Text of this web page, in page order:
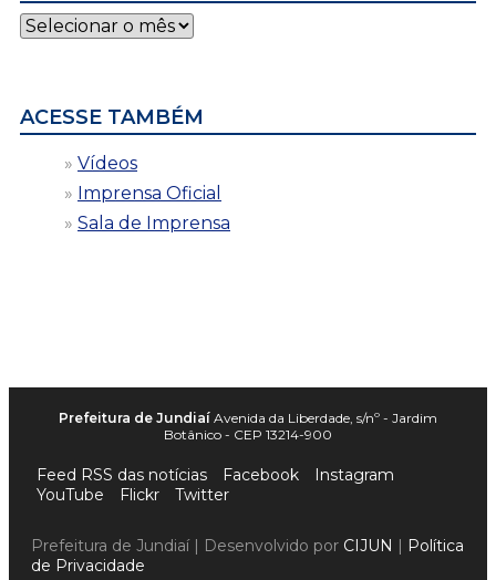
Notícias
por
ACESSE TAMBÉM
Vídeos
Imprensa Oficial
Sala de Imprensa
Prefeitura de Jundiaí Avenida da Liberdade, s/nº - Jardim
Botânico - CEP 13214-900
Feed RSS das notícias Facebook
Instagram
YouTube
Flickr Twitter
Prefeitura de Jundiaí | Desenvolvido por CIJUN | Política
de Privacidade